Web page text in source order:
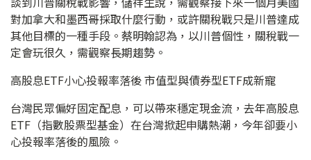
對加拿大和墨西哥採取什麼行動，或許關稅戰只是川普達成
其他目標的一種手段。蔡明翰認為，以川普個性，關稅戰一
定會玩很久，需觀察長期趨勢。
高股息ETF小心投報率落後 市值型與債券型ETF成新寵
台灣民眾偏好固定配息，可以帶來穩定現金流，去年高股息
ETF（指數股票型基金）在台灣掀起申購熱潮，今年卻要小
心投報率落後的風險。